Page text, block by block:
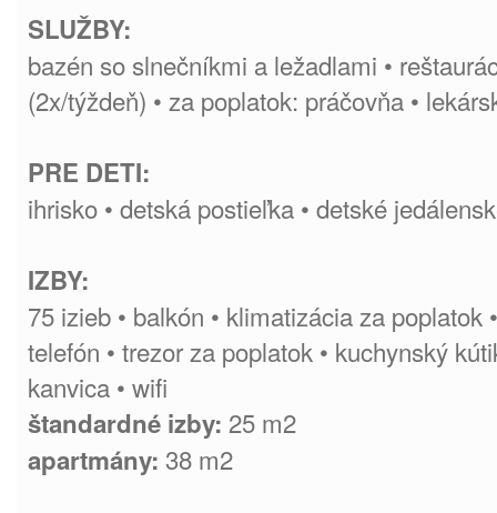
SLUŽBY:
bazén so slnečníkmi a ležadlami •
(2x/týždeň) • za poplatok: práčovňa •
PRE DETI:
ihrisko • detská postieľka • detské
IZBY:
75 izieb • balkón • klimatizácia za poplatok
telefón • trezor za poplatok • kuchynský
kanvica • wifi
štandardné izby: 25 m2
apartmány: 38 m2